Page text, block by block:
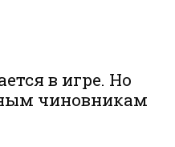
в игре. Но
чиновникам